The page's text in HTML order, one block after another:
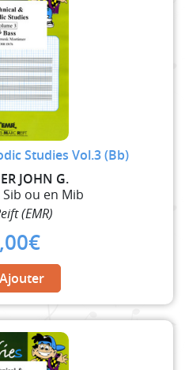
Studies Vol.3 (Bb)
JOHN G.
ou en Mib
(EMR)
€
Ajouter